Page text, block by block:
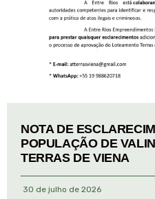
NOTA DE
POPULAÇÃO DE
TERRAS DE VIENA
30 de julho de 2026